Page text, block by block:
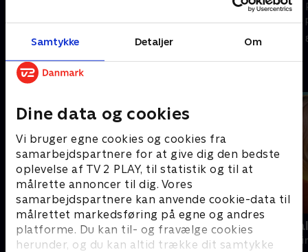
Samtykke Detaljer Om
Dine data og cookies
Vi bruger egne cookies og cookies fra
samarbejdspartnere for at give dig den bedste
oplevelse af TV 2 PLAY, til statistik og til at
målrette annoncer til dig. Vores
samarbejdspartnere kan anvende cookie-data til
målrettet markedsføring på egne og andres
platforme. Du kan til- og fravælge cookies
herunder, og du kan altid trække dit samtykke
udspionere sin datter.
3. juni 2020 • 41 min
Charlie og Rex sagen. Imens går
4. juni 2020 • 41 min
Andre så også
Kommissær Rex
Krimi & Spænding • 2 sæsoner
Mord på
Krimi &